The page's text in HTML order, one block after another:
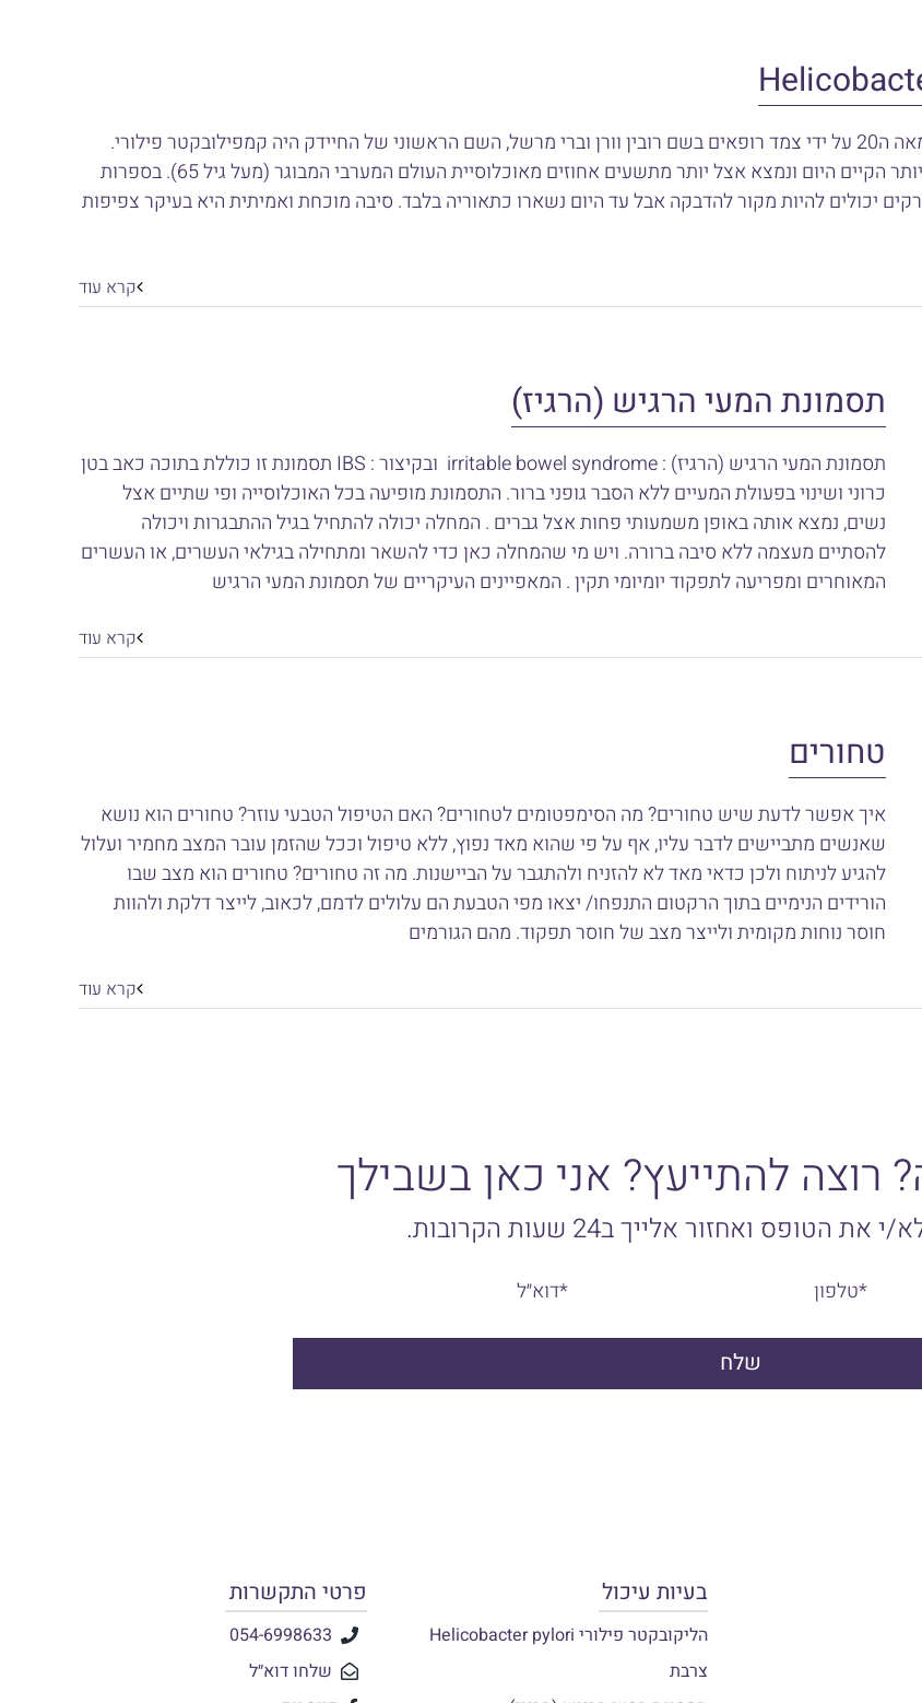
התגלה לראשונה באוסטרליה בשנות ה80 של המאה ה20 על ידי צמד רופאים בשם רובין וורן וברי מרשל, השם הראשוני של החיידק היה קמפילובקטר פילורי.
הליקובקטר פילורי הוא המזהם החיידקי הנפוץ ביותר הקיים היום ונמצא אצל יותר מתשעים אחוזים מאוכלוסיית העולם המערבי המבוגר (מעל גיל 65). בספרות
יכולים להיות מקור להדבקה אבל עד היום נשארו כתאוריה בלבד. סיבה מוכחת ואמיתית היא בעיקר צפיפות
קרא עוד
תסמונת המעי הרגיש (הרגיז)
תסמונת המעי הרגיש (הרגיז) : irritable bowel syndrome ובקיצור : IBS תסמונת זו כוללת בתוכה כאב בטן
כרוני ושינוי בפעולת המעיים ללא הסבר גופני ברור. התסמונת מופיעה בכל האוכלוסייה ופי שתיים אצל
נשים, נמצא אותה באופן משמעותי פחות אצל גברים . המחלה יכולה להתחיל בגיל ההתבגרות ויכולה
להסתיים מעצמה ללא סיבה ברורה. ויש מי שהמחלה כאן כדי להשאר ומתחילה בגילאי העשרים, או העשרים
המאוחרים ומפריעה לתפקוד יומיומי תקין . המאפיינים העיקריים של תסמונת המעי הרגיש
קרא עוד
טחורים
איך אפשר לדעת שיש טחורים? מה הסימפטומים לטחורים? האם הטיפול הטבעי עוזר? טחורים הוא נושא
שאנשים מתביישים לדבר עליו, אף על פי שהוא מאד נפוץ, ללא טיפול וככל שהזמן עובר המצב מחמיר ועלול
להגיע לניתוח ולכן כדאי מאד לא להזניח ולהתגבר על הביישנות. מה זה טחורים? טחורים הוא מצב שבו
הורידים הנימיים בתוך הרקטום התנפחו/ יצאו מפי הטבעת הם עלולים לדמם, לכאוב, לייצר דלקת ולהוות
חוסר נוחות מקומית ולייצר מצב של חוסר תפקוד. מהם הגורמים
קרא עוד
רוצה להתייעץ? אני כאן בשבילך
הטופס ואחזור אלייך ב24 שעות הקרובות.
בעיות עיכול
הליקובקטר פילורי Helicobacter pylori
צרבת
פרטי התקשרות
054-6998633
שלחו דוא״ל